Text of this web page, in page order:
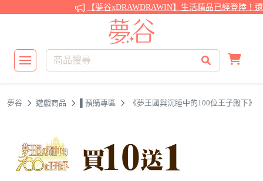
【夢谷xDRAWDRAWIN】生活精品已經登陸！還
夢谷 遊戲商品 ▌預購專區 《夢王國與沉睡中的100位王子殿下》